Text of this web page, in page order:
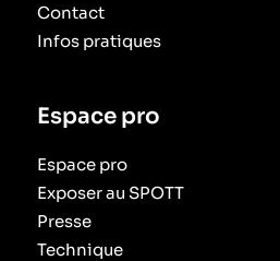
Contact
Infos pratiques
Espace pro
Espace pro
Exposer au SPOTT
Presse
Technique